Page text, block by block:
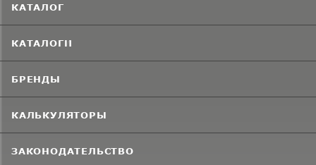
КАТАЛОГ
КАТАЛОГИ
БРЕНДЫ
КАЛЬКУЛЯТОРЫ
ЗАКОНОДАТЕЛЬСТВО